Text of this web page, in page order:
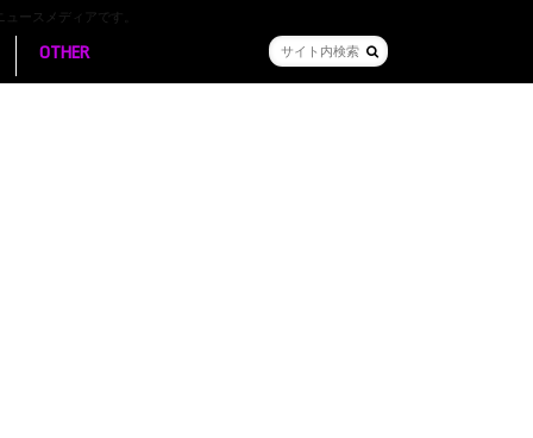
ースメディアです。
OTHER